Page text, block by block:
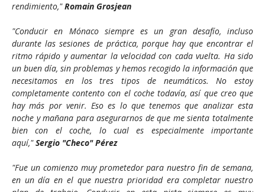
rendimiento,"Romain Grosjean
"Conducir en Mónaco siempre es un gran desafío, incluso
durante las sesiones de práctica, porque hay que encontrar el
ritmo rápido y aumentar la velocidad con cada vuelta. Ha sido
un buen día, sin problemas y hemos recogido la información que
necesitamos en los tres tipos de neumáticos. No estoy
completamente contento con el coche todavía, así que creo que
hay más por venir. Eso es lo que tenemos que analizar esta
noche y mañana para asegurarnos de que me sienta totalmente
bien con el coche, lo cual es especialmente importante
aquí,"Sergio "Checo" Pérez
"Fue un comienzo muy prometedor para nuestro fin de semana,
en un día en el que nuestra prioridad era completar nuestro